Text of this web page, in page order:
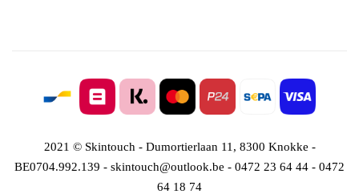
2021 © Skintouch - Dumortierlaan 11, 8300 Knokke -
BE0704.992.139 - skintouch@outlook.be - 0472 23 64 44 - 0472
64 18 74